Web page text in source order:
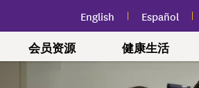
English Español
会员资源 健康生活